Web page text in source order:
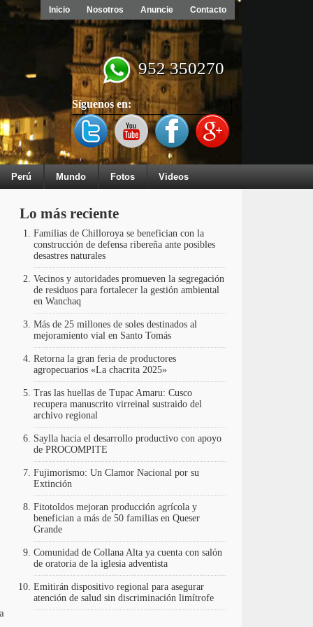
Inicio Nosotros Anuncie Contacto
952 350270
Síguenos en:
Perú Mundo Fotos Videos
Lo más reciente
Familias de Chilloroya se benefician con la
construcción de defensa ribereña ante posibles
desastres naturales
Vecinos y autoridades promueven la segregación
de residuos para fortalecer la gestión ambiental
en Wanchaq
Más de 25 millones de soles destinados al
mejoramiento vial en Santo Tomás
Retorna la gran feria de productores
agropecuarios «La chacrita 2025»
Tras las huellas de Tupac Amaru: Cusco
recupera manuscrito virreinal sustraido del
archivo regional
Saylla hacia el desarrollo productivo con apoyo
de PROCOMPITE
Fujimorismo: Un Clamor Nacional por su
Extinción
Fitotoldos mejoran producción agrícola y
benefician a más de 50 familias en Queser
Grande
Comunidad de Collana Alta ya cuenta con salón
de oratoria de la iglesia adventista
Emitirán dispositivo regional para asegurar
atención de salud sin discriminación limítrofe